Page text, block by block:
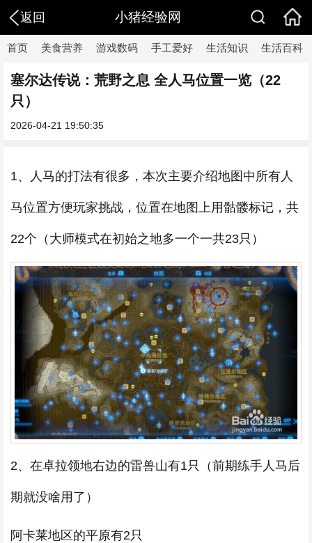
返回 小猪经验网
首页 美食营养 游戏数码 手工爱好 生活知识 生活百科
塞尔达传说：荒野之息 全人马位置一览（22
只）
2026-04-21 19:50:35
1、人马的打法有很多，本次主要介绍地图中所有人
马位置方便玩家挑战，位置在地图上用骷髅标记，共
22个（大师模式在初始之地多一个一共23只）
2、在卓拉领地右边的雷兽山有1只（前期练手人马后
期就没啥用了）
阿卡莱地区的平原有2只